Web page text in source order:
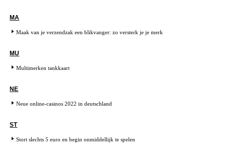
MA
Maak van je verzendzak een blikvanger: zo versterk je je merk
MU
Multimerken tankkaart
NE
Neue online-casinos 2022 in deutschland
ST
Stort slechts 5 euro en begin onmiddellijk te spelen